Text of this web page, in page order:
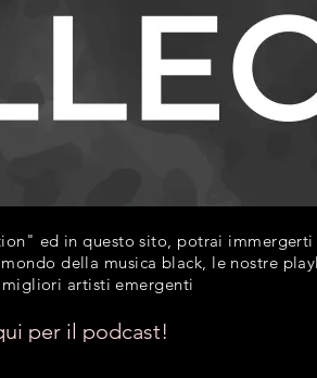
ed in questo sito, potrai immergerti
della musica black, le nostre
artisti emergenti
per il podcast!